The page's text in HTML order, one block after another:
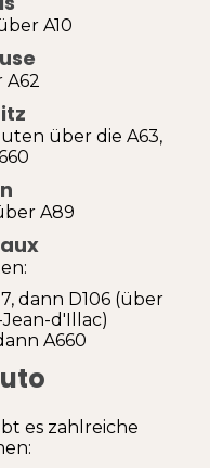
A10
A62
über die A63,
A89
dann D106 (über
d'Illac)
A660
es zahlreiche